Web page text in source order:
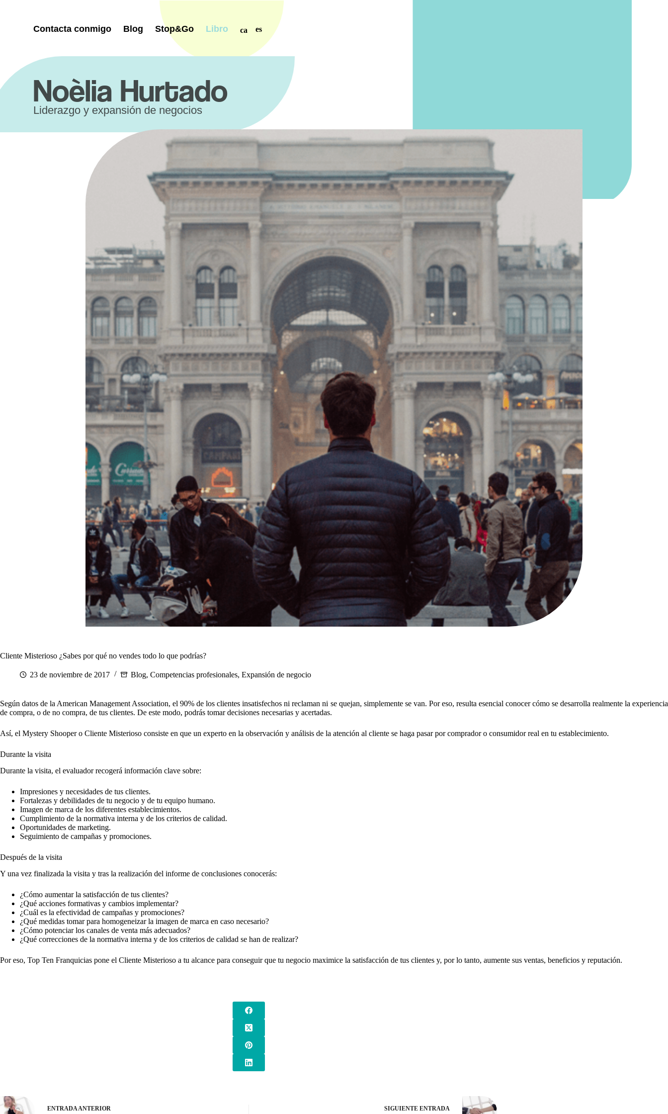
Contacta conmigo Blog Stop&Go Libro ca es
Noèlia Hurtado
Liderazgo y expansión de negocios
Cliente Misterioso ¿Sabes por qué no vendes todo lo que podrías?
23 de noviembre de 2017 Blog, Competencias profesionales, Expansión de negocio
Según datos de la American Management Association, el 90% de los clientes insatisfechos ni reclaman ni se quejan, simplemente se van. Por eso, resulta esencial conocer cómo se desarrolla realmente la experiencia
de compra, o de no compra, de tus clientes. De este modo, podrás tomar decisiones necesarias y acertadas.
Así, el Mystery Shooper o Cliente Misterioso consiste en que un experto en la observación y análisis de la atención al cliente se haga pasar por comprador o consumidor real en tu establecimiento.
Durante la visita
Durante la visita, el evaluador recogerá información clave sobre:
Impresiones y necesidades de tus clientes.
Fortalezas y debilidades de tu negocio y de tu equipo humano.
Imagen de marca de los diferentes establecimientos.
Cumplimiento de la normativa interna y de los criterios de calidad.
Oportunidades de marketing.
Seguimiento de campañas y promociones.
Después de la visita
Y una vez finalizada la visita y tras la realización del informe de conclusiones conocerás:
¿Cómo aumentar la satisfacción de tus clientes?
¿Qué acciones formativas y cambios implementar?
¿Cuál es la efectividad de campañas y promociones?
¿Qué medidas tomar para homogeneizar la imagen de marca en caso necesario?
¿Cómo potenciar los canales de venta más adecuados?
¿Qué correcciones de la normativa interna y de los criterios de calidad se han de realizar?
Por eso, Top Ten Franquicias pone el Cliente Misterioso a tu alcance para conseguir que tu negocio maximice la satisfacción de tus clientes y, por lo tanto, aumente sus ventas, beneficios y reputación.
ENTRADAANTERIOR SIGUIENTE ENTRADA